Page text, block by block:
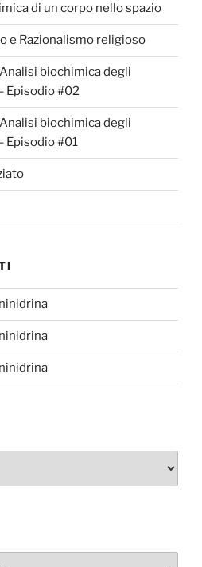
di un corpo nello spazio
e Razionalismo religioso
Analisi biochimica degli
Episodio #02
Analisi biochimica degli
Episodio #01